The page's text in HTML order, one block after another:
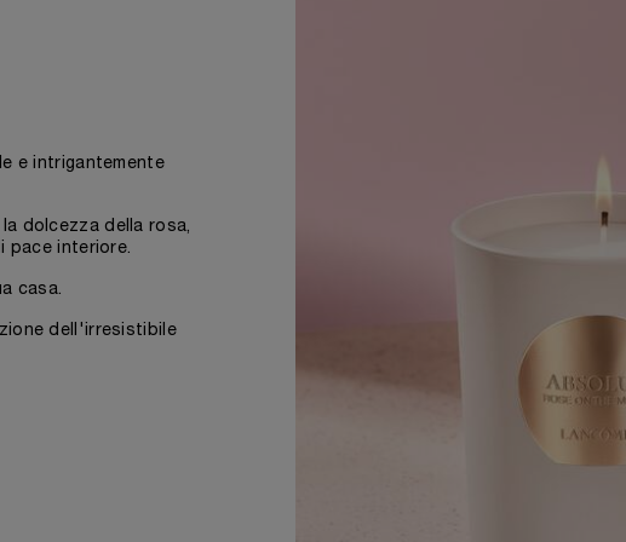
e intrigantemente
dolcezza della rosa,
pace interiore.
casa.
dell'irresistibile